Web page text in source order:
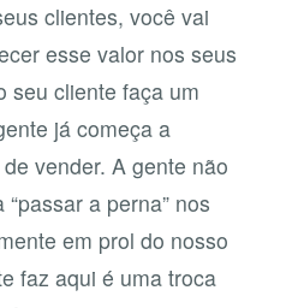
clientes, você vai
esse valor nos seus
seu cliente faça um
já começa a
vender. A gente não
a perna” nos
em prol do nosso
faz aqui é uma troca